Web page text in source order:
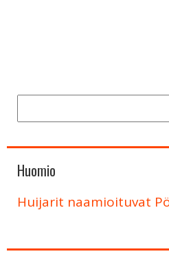
Huomio
Huijarit naamioituvat